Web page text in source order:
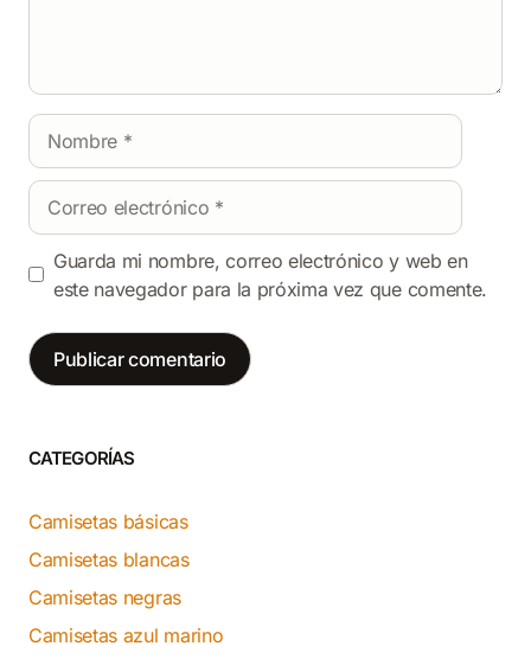
Nombre
Correo
electrónico
Guarda mi nombre, correo electrónico y web en
este navegador para la próxima vez que comente.
CATEGORÍAS
Camisetas básicas
Camisetas blancas
Camisetas negras
Camisetas azul marino